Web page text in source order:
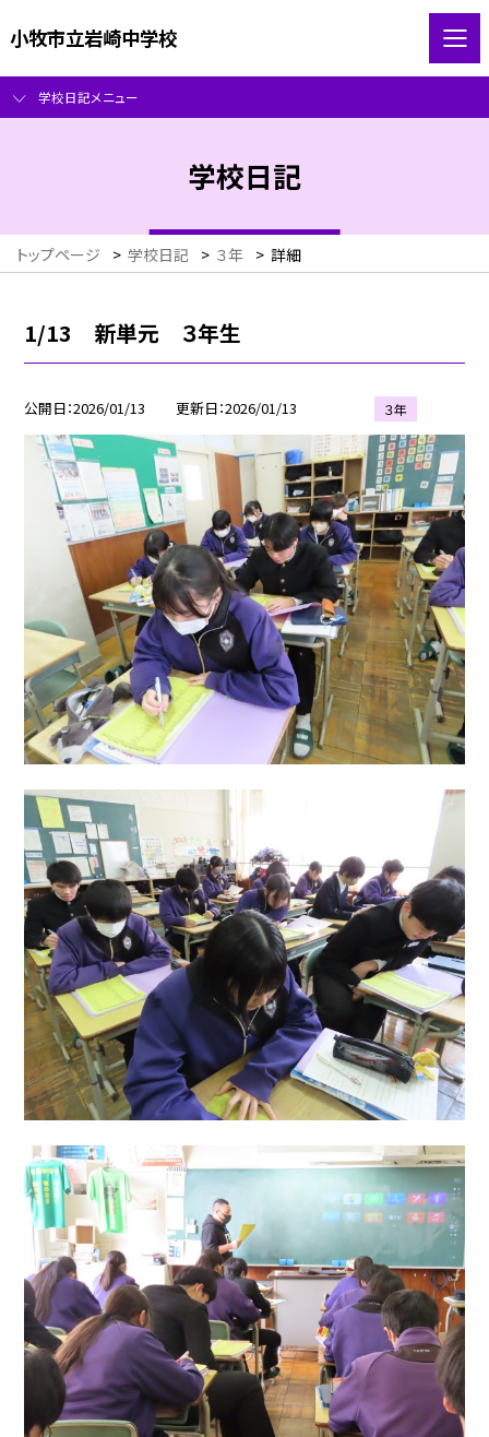
小牧市立岩崎中学校
学校日記メニュー
学校日記
トップページ > 学校日記 > ３年 > 詳細
1/13 新単元 ３年生
公開日 2026/01/13 更新日 2026/01/13 ３年